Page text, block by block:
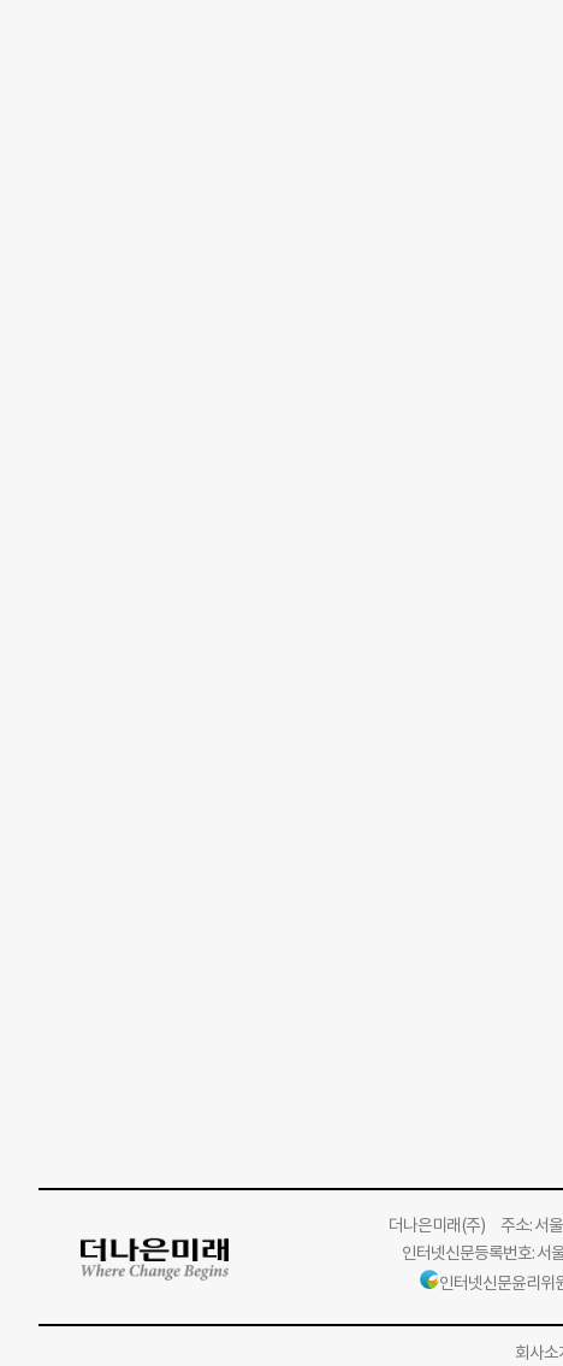
더나은미래(주)주소: 서울
인터넷신문등록번호:
인터넷신문윤리위
회사소